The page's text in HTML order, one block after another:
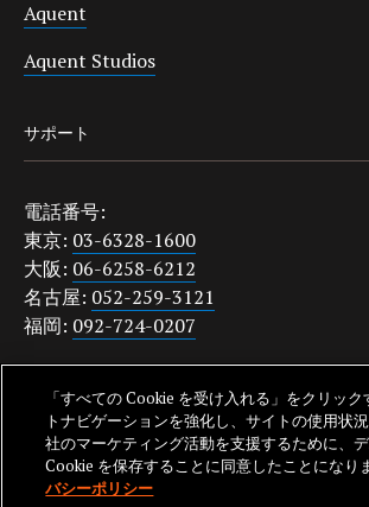
Aquent
Aquent Studios
サポート
電話番号:
東京: 03-6328-1600
大阪: 06-6258-6212
名古屋: 052-259-3121
福岡: 092-724-0207
japanquestions@aquent.com
プライバシーポリシー
「すべての Cookie を受け入れる」をクリック
トナビゲーションを強化し、サイトの使用状
社のマーケティング活動を支援するために、
Cookie を保存することに同意したことになり
バシーポリシー